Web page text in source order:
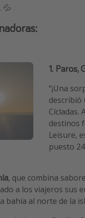
💦
1.
“¡Una
describió
Cícladas.
destinos
Leisure,
puesto
, que combina
a los viajeros sus
bahía al norte de la